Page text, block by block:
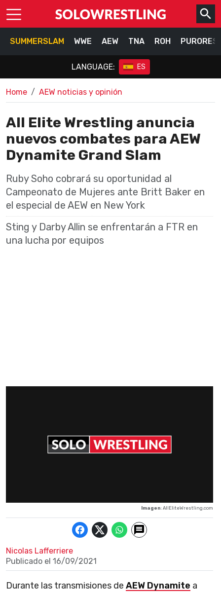
SUMMERSLAM WWE AEW TNA ROH
LANGUAGE: ES
Home AEW noticias y opinión
All Elite Wrestling anuncia
nuevos combates para AEW
Dynamite Grand Slam
Ruby Soho cobrará su oportunidad al
Campeonato de Mujeres ante Britt Baker en
el especial de AEW en New York
Sting y Darby Allin se enfrentarán a FTR en
una lucha por equipos
Imagen: AllEliteWrestling.com
Nicolas Lafferriere
Publicado el 16/09/2021
Durante las transmisiones de AEW Dynamite a